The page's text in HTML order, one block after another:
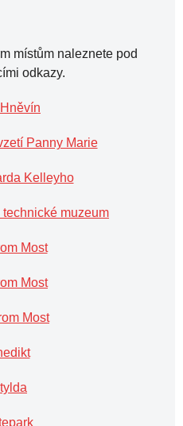
místům naleznete pod
odkazy.
Panny Marie
Kelleyho
muzeum
Most
Most
Most